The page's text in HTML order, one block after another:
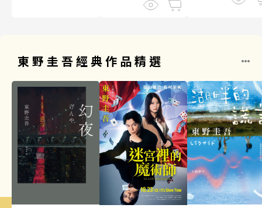
東野圭吾經典作品精選